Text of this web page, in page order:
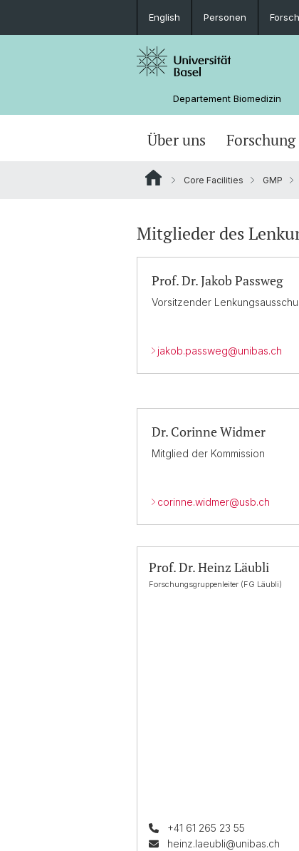
English Personen
Departement Biomedizin
Über uns Forschung
Core Facilities GMP
Mitglieder des
Prof. Dr. Jakob Passweg
Vorsitzender
jakob.passweg@unibas.ch
Dr. Corinne Widmer
Mitglied der Kommission
corinne.widmer@usb.ch
Prof. Dr. Heinz Läubli
Forschungsgruppenleiter (FG Läubli)
+41 61 265 23 55
heinz.laeubli@unibas.ch